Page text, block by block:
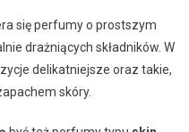
się perfumy o prostszym
drażniących składników. W
delikatniejsze oraz takie,
skóry.